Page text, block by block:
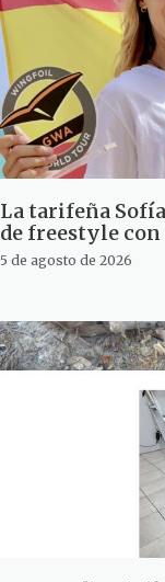
La tarifeña
de freestyle con
5 de agosto de 2026